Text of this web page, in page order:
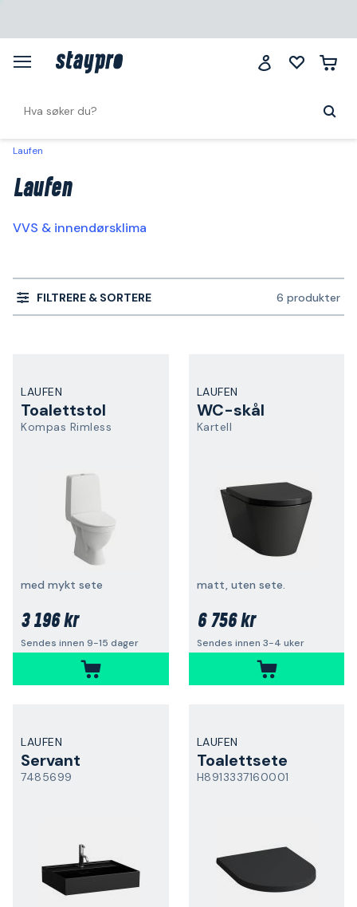
Laufen
Laufen
VVS & innendørsklima
FILTRERE & SORTERE 6 produkter
LAUFEN
Toalettstol
Kompas Rimless
med mykt sete
3 196 kr
Sendes innen 9-15 dager
LAUFEN
WC-skål
Kartell
matt, uten sete.
6 756 kr
Sendes innen 3-4 uker
LAUFEN
Servant
7485699
LAUFEN
Toalettsete
H8913337160001